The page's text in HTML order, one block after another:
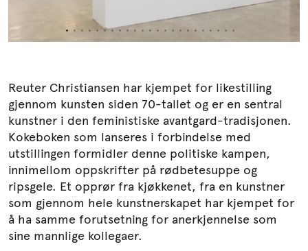
Reuter Christiansen har kjempet for likestilling
gjennom kunsten siden 70-tallet og er en sentral
kunstner i den feministiske avantgard-tradisjonen.
Kokeboken som lanseres i forbindelse med
utstillingen formidler denne politiske kampen,
innimellom oppskrifter på rødbetesuppe og
ripsgele. Et opprør fra kjøkkenet, fra en kunstner
som gjennom hele kunstnerskapet har kjempet for
å ha samme forutsetning for anerkjennelse som
sine mannlige kollegaer.